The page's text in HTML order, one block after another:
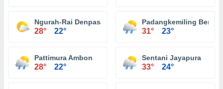
Ngurah-Rai Denpasar
28° 22°
Padangkemiling
31° 23°
Pattimura Ambon
28° 22°
Sentani Jayapura
33° 24°